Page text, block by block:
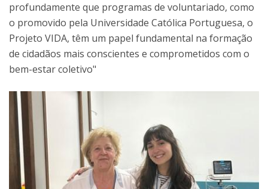
profundamente que programas de voluntariado, como
o promovido pela Universidade Católica Portuguesa, o
Projeto VIDA, têm um papel fundamental na formação
de cidadãos mais conscientes e comprometidos com o
bem-estar coletivo"